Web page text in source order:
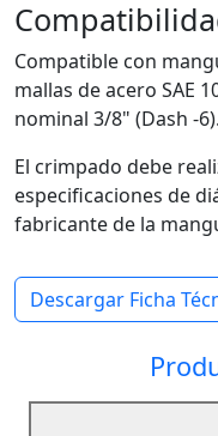
Compatible con
mallas de acero SAE
nominal 3/8" (Dash -6).
El crimpado debe
especificaciones de
fabricante de la
Descargar Ficha